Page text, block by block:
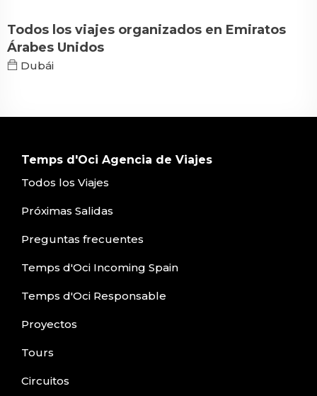
Todos los viajes organizados en Emiratos
Árabes Unidos
Dubái
Temps d'Oci Agencia de Viajes
Todos los Viajes
Próximas Salidas
Preguntas frecuentes
Temps d'Oci Incoming Spain
Temps d'Oci Responsable
Proyectos
Tours
Circuitos